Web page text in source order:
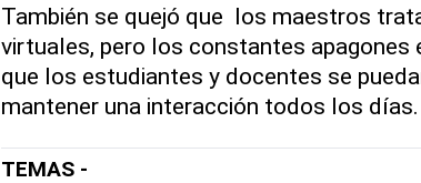
También se quejó que los maestros
virtuales, pero los constantes apagones
que los estudiantes y docentes se
mantener una interacción todos los días.
TEMAS -